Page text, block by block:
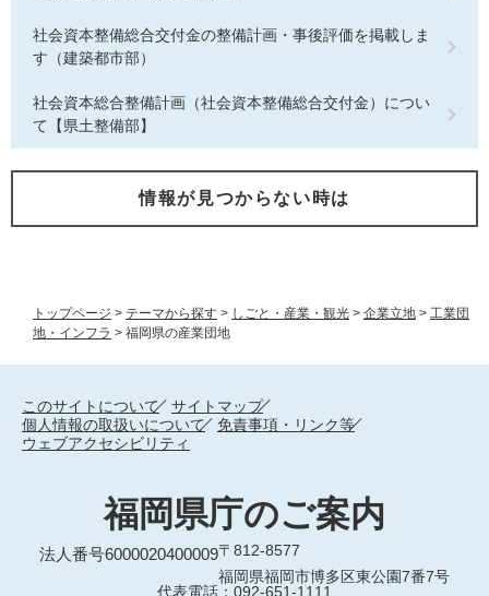
トップページ > テーマから探す > しごと・産業・観光 > 企業立地 > 工業団
地・インフラ > 福岡県の産業団地
社会資本整備総合交付金の整備計画・事後評価を掲載しま
す（建築都市部）
社会資本総合整備計画（社会資本整備総合交付金）につい
て【県土整備部】
情報が見つからない時は
このサイトについて
サイトマップ
個人情報の取扱いについて
免責事項・リンク等
ウェブアクセシビリティ
福岡県庁のご案内
法人番号6000020400009〒812-8577
福岡県福岡市博多区東公園7番7号
代表電話：092-651-1111